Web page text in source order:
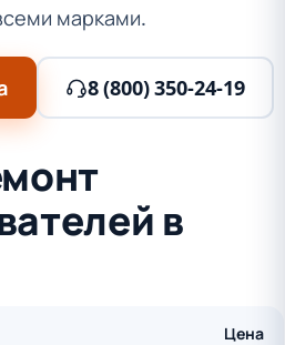
марками.
8 (800) 350-24-19
в
Цена